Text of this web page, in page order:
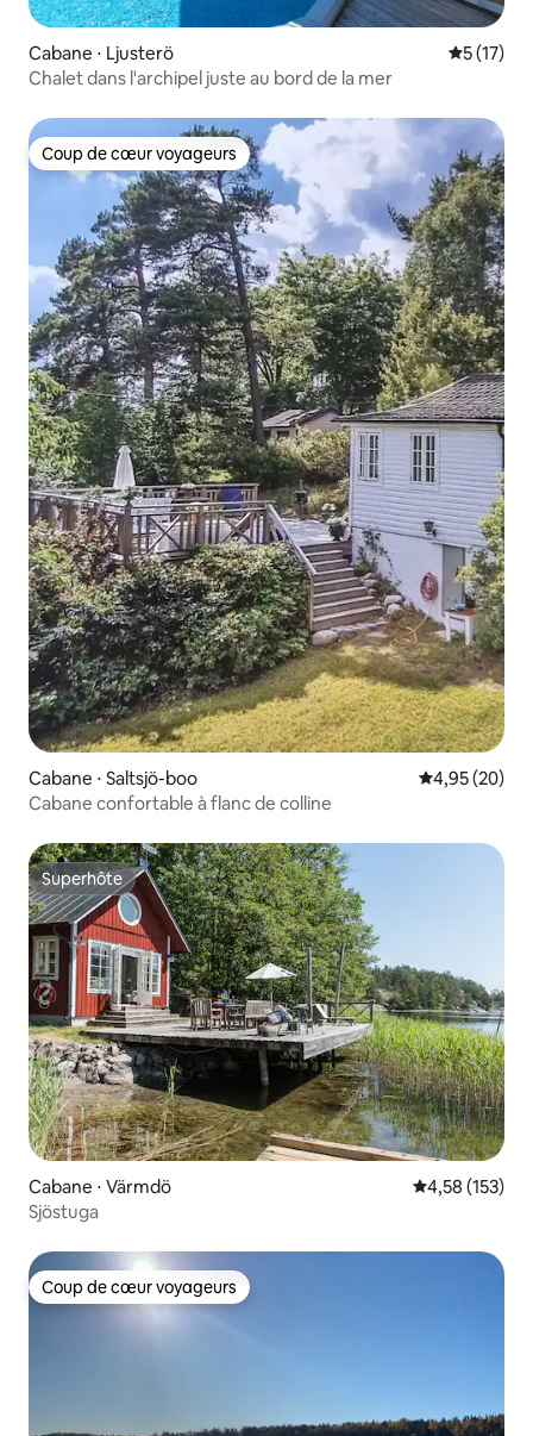
Cabane ⋅ Ljusterö
5 (17)
Chalet dans l'archipel juste au bord de la mer
Coup de cœur voyageurs
Coup de cœur voyageurs
Cabane ⋅ Saltsjö-boo Évaluation
4,95 (20)
Cabane confortable à flanc de colline
Superhôte
Superhôte
Cabane ⋅ Värmdö Évaluation
4,58 (153)
Sjöstuga
Coup de cœur voyageurs
Coup de cœur voyageurs